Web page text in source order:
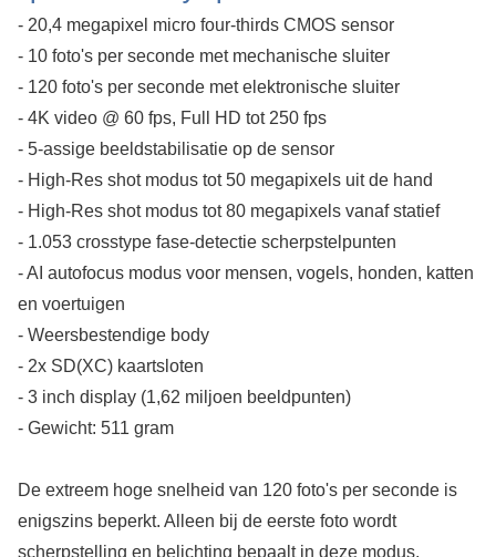
- 20,4 megapixel micro four-thirds CMOS sensor
- 10 foto's per seconde met mechanische sluiter
- 120 foto's per seconde met elektronische sluiter
- 4K video @ 60 fps, Full HD tot 250 fps
- 5-assige beeldstabilisatie op de sensor
- High-Res shot modus tot 50 megapixels uit de hand
- High-Res shot modus tot 80 megapixels vanaf statief
- 1.053 crosstype fase-detectie scherpstelpunten
- AI autofocus modus voor mensen, vogels, honden, katten
en voertuigen
- Weersbestendige body
- 2x SD(XC) kaartsloten
- 3 inch display (1,62 miljoen beeldpunten)
- Gewicht: 511 gram
De extreem hoge snelheid van 120 foto's per seconde is
enigszins beperkt. Alleen bij de eerste foto wordt
scherpstelling en belichting bepaalt in deze modus.